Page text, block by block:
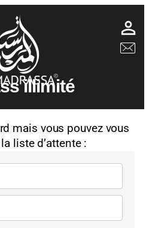
illimité
mais vous pouvez vous
liste d’attente :